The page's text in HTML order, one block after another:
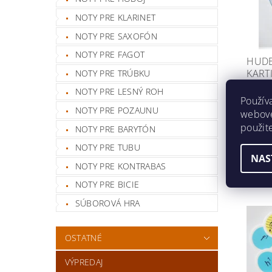
NOTY PRE KLARINET
NOTY PRE SAXOFÓN
NOTY PRE FAGOT
NOTY PRE TRÚBKU
NOTY PRE LESNÝ ROH
NOTY PRE POZAUNU
NOTY PRE BARYTÓN
NOTY PRE TUBU
NOTY PRE KONTRABAS
NOTY PRE BICIE
SÚBOROVÁ HRA
OSTATNÉ
VÝPREDAJ
Sada